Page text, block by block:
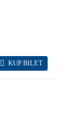
KUP BILET